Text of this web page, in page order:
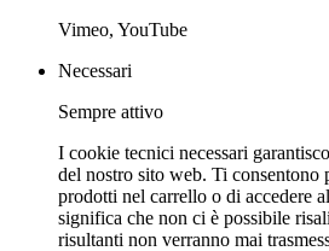
Vimeo, YouTube
Necessari
Sempre attivo
I cookie tecnici necessari
del nostro sito web. Ti consentono
prodotti nel carrello o di accedere
significa che non ci è possibile
risultanti non verranno mai